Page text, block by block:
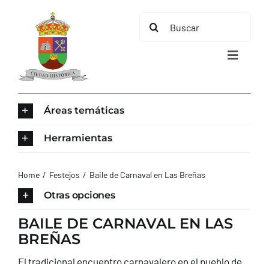
contenido
Buscar:
Toggle
TURISMO
Áreas temáticas
Herramientas
Home Festejos Baile de Carnaval en Las Breñas
Otras opciones
BAILE DE CARNAVAL EN LAS
BREÑAS
El tradicional encuentro carnavalero en el pueblo de